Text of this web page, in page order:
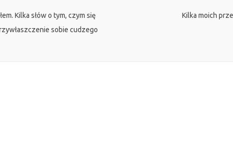
Kilka słów o tym, czym się
sobie cudzego
Kilka moich